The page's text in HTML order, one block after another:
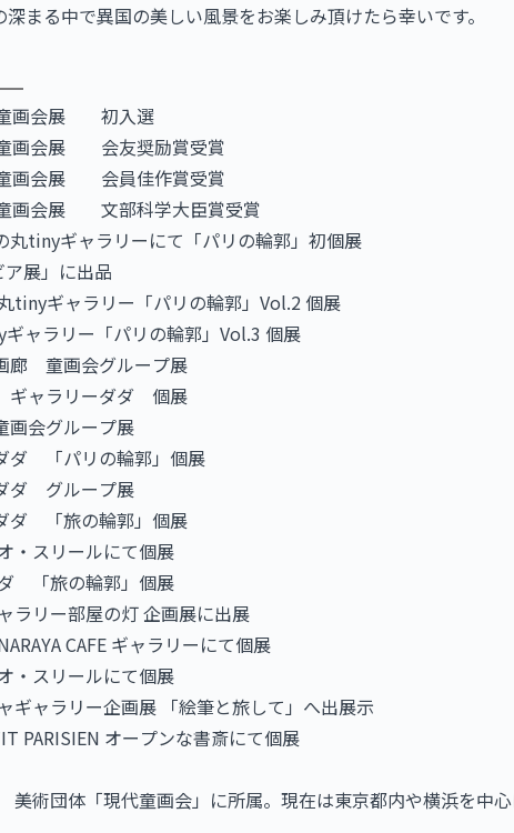
まる中で異国の美しい風景をお楽しみ頂けたら幸いです。
画会展 初入選
画会展 会友奨励賞受賞
画会展 会員佳作賞受賞
画会展 文部科学大臣賞受賞
tinyギャラリーにて「パリの輪郭」初個展
展」に出品
丸tinyギャラリー「パリの輪郭」Vol.2 個展
ャラリー「パリの輪郭」Vol.3 個展
童画会グループ展
ャラリーダダ 個展
会グループ展
ダ 「パリの輪郭」個展
ダ グループ展
ダ 「旅の輪郭」個展
オ・スリールにて個展
ダダ 「旅の輪郭」個展
ャラリー部屋の灯 企画展に出展
NARAYA CAFE ギャラリーにて個展
オ・スリールにて個展
ジャギャラリー企画展 「絵筆と旅して」へ出展示
PARISIEN オープンな書斎にて個展
術団体「現代童画会」に所属。現在は東京都内や横浜を中心